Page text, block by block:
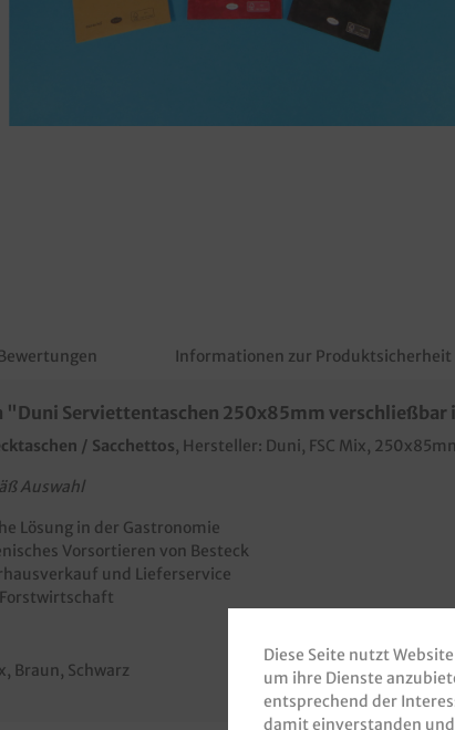
Informationen zur Produktsicherheit
Serviettentaschen 250x85mm verschließbar
/ Sacchettos , Hersteller: Duni, FSC Mix,
Auswahl
Lösung in der Gastronomie
Vorsortieren von Besteck
und Lieferservice
, Braun , Schwarz
Diese Seite nutzt
um ihre Dienste
entsprechend der
damit einverstanden